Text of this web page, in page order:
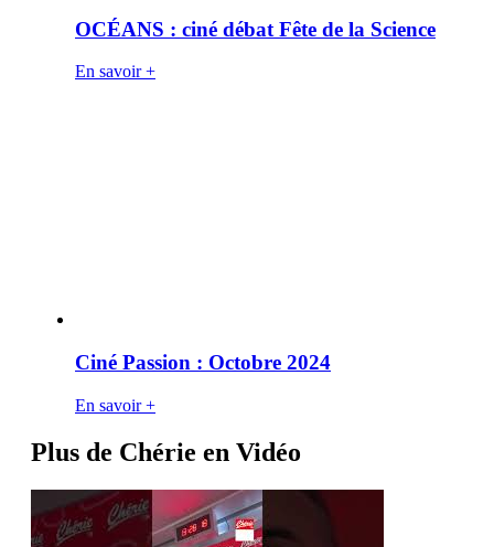
OCÉANS : ciné débat Fête de la Science
En savoir +
Ciné Passion : Octobre 2024
En savoir +
Plus de Chérie en Vidéo